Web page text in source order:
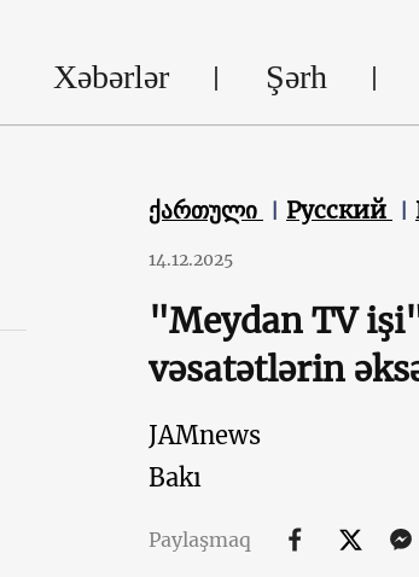
Xəbərlər Şərh
ქართული Русский
14.12.2025
"Meydan TV
vəsatətlərin
JAMnews
Bakı
Paylaşmaq